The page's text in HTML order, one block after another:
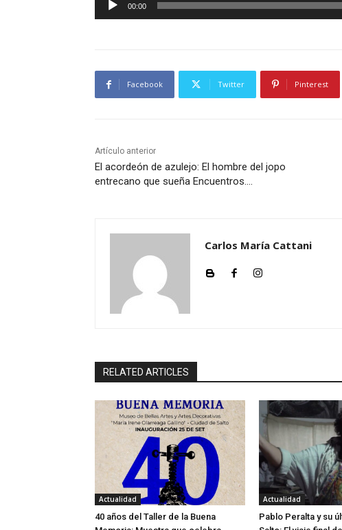
e
o
o
r
00:00
Facebook Twitter Pinterest
Artículo anterior
El acordeón de azulejo: El hombre del jopo
entrecano que sueña Encuentros….
Carlos María Cattani
RELATED ARTICLES
Actualidad
40 años del Taller de la Buena
Actualidad
Pablo Peralta y su